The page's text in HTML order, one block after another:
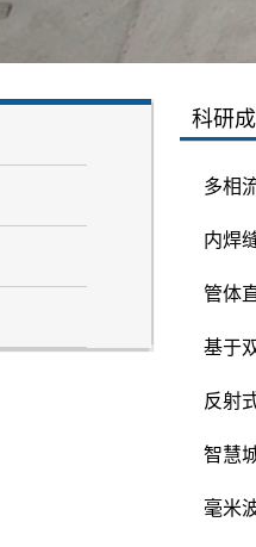
科研
多相
内焊
管体
基于
反射
智慧
毫米